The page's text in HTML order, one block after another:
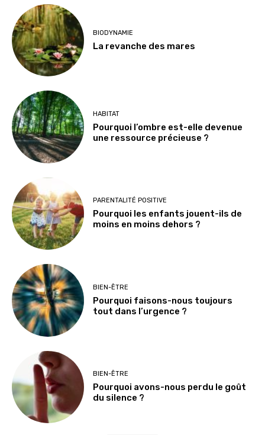
BIODYNAMIE
La revanche des mares
HABITAT
Pourquoi l’ombre est-elle devenue
une ressource précieuse ?
PARENTALITÉ POSITIVE
Pourquoi les enfants jouent-ils de
moins en moins dehors ?
BIEN-ÊTRE
Pourquoi faisons-nous toujours
tout dans l’urgence ?
BIEN-ÊTRE
Pourquoi avons-nous perdu le goût
du silence ?